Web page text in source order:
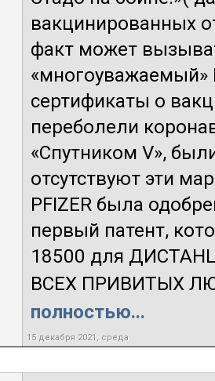
вакцинированных
факт может
«многоуважаемый»
сертификаты о
переболели
«Спутником V»,
отсутствуют эти
PFIZER была
первый патент,
18500 для
ВСЕХ ПРИВИТЫХ
полностью...
15 декабря 2021, среда